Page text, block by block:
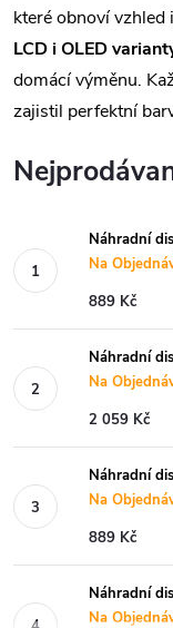
které obnoví
LCD i OLED
domácí výměnu.
zajistil perfektní
Náhradní
Na
889 Kč
Náhradní
Na
2 059 Kč
Náhradní
Na
889 Kč
Náhradní
Na